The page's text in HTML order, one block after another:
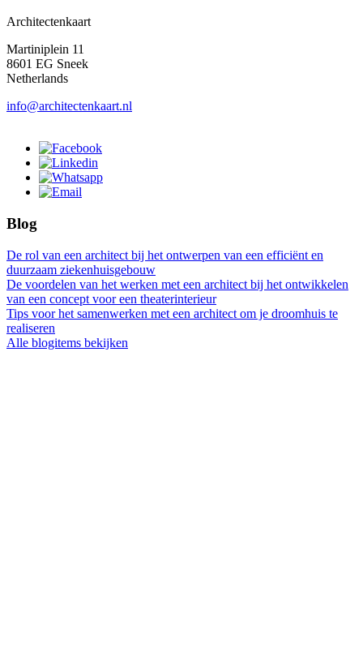
Architectenkaart
Martiniplein 11
8601 EG Sneek
Netherlands
info@architectenkaart.nl
Blog
De rol van een architect bij het ontwerpen van een efficiënt en
duurzaam ziekenhuisgebouw
De voordelen van het werken met een architect bij het ontwikkelen
van een concept voor een theaterinterieur
Tips voor het samenwerken met een architect om je droomhuis te
realiseren
Alle blogitems bekijken